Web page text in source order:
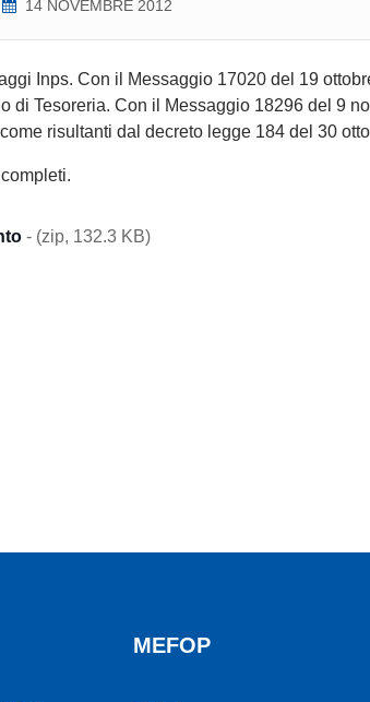
14 NOVEMBRE 2012
Inps. Con il Messaggio 17020 del 19
di Tesoreria. Con il Messaggio 18296 del 9
risultanti dal decreto legge 184 del 30
- (zip, 132.3 KB)
MEFOP